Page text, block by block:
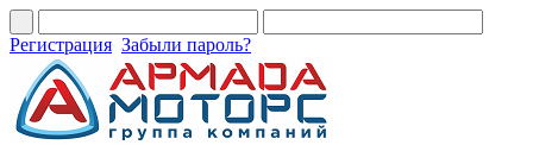
Регистрация Забыли пароль?